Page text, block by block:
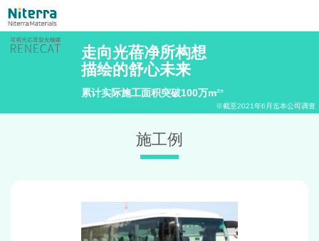
走向光蓓净所构想
描绘的舒心未来
累计实际施工面积突破100万m²※
※截至2021年6月迄本公司调查
施工例